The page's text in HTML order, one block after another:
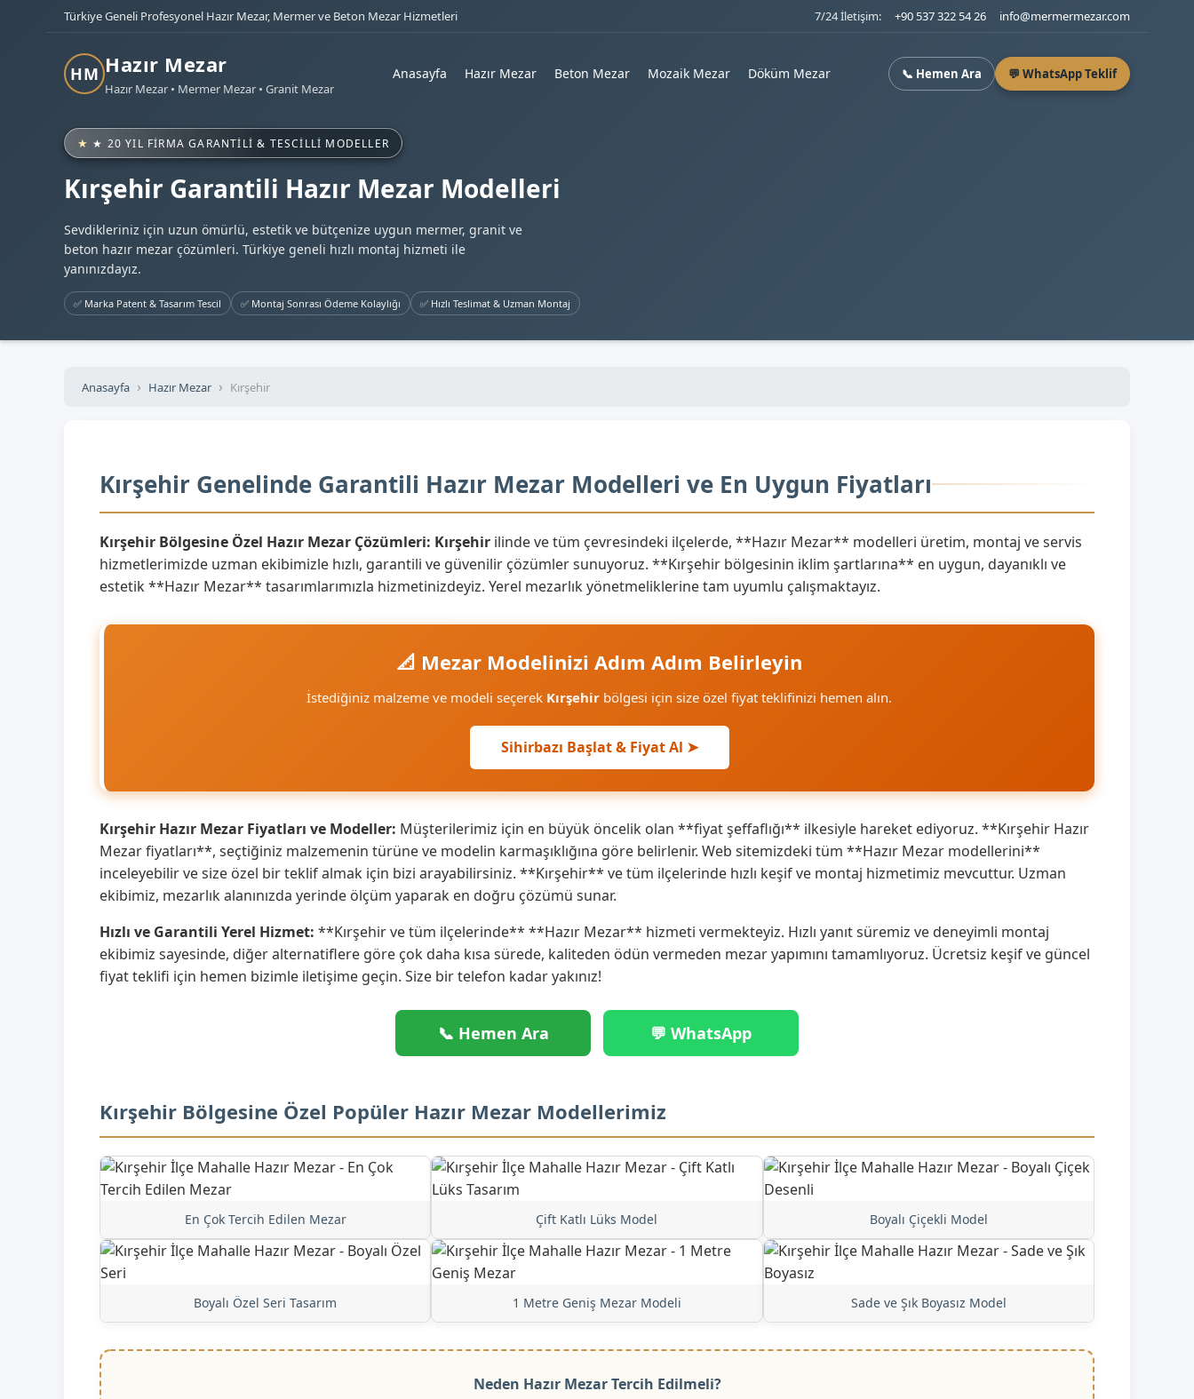
Türkiye Geneli Profesyonel Hazır Mezar, Mermer ve Beton Mezar Hizmetleri 7/24 İletişim: +90 537 322 54 26 info@mermermezar.com
HM Hazır Mezar
Hazır Mezar • Mermer Mezar • Granit Mezar
Anasayfa Hazır Mezar Beton Mezar Mozaik Mezar Döküm Mezar 📞 Hemen Ara 💬 WhatsApp Teklif
★ 20 YIL FIRMA GARANTILI & TESCILLI MODELLER
Kırşehir Garantili Hazır Mezar Modelleri
Sevdikleriniz için uzun ömürlü, estetik ve bütçenize uygun mermer, granit ve
beton hazır mezar çözümleri. Türkiye geneli hızlı montaj hizmeti ile
yanınızdayız.
✅ Marka Patent & Tasarım Tescil ✅ Montaj Sonrası Ödeme Kolaylığı ✅ Hızlı Teslimat & Uzman Montaj
Anasayfa Hazır Mezar Kırşehir
Kırşehir Genelinde Garantili Hazır Mezar Modelleri ve En Uygun Fiyatları
Kırşehir Bölgesine Özel Hazır Mezar Çözümleri: Kırşehir ilinde ve tüm çevresindeki ilçelerde, **Hazır Mezar** modelleri üretim, montaj ve servis
hizmetlerimizde uzman ekibimizle hızlı, garantili ve güvenilir çözümler sunuyoruz. **Kırşehir bölgesinin iklim şartlarına** en uygun, dayanıklı ve
estetik **Hazır Mezar** tasarımlarımızla hizmetinizdeyiz. Yerel mezarlık yönetmeliklerine tam uyumlu çalışmaktayız.
📐 Mezar Modelinizi Adım Adım Belirleyin
İstediğiniz malzeme ve modeli seçerek Kırşehir bölgesi için size özel fiyat teklifinizi hemen alın.
Sihirbazı Başlat & Fiyat Al ➤
Kırşehir Hazır Mezar Fiyatları ve Modeller: Müşterilerimiz için en büyük öncelik olan **fiyat şeffaflığı** ilkesiyle hareket ediyoruz. **Kırşehir Hazır
Mezar fiyatları**, seçtiğiniz malzemenin türüne ve modelin karmaşıklığına göre belirlenir. Web sitemizdeki tüm **Hazır Mezar modellerini**
inceleyebilir ve size özel bir teklif almak için bizi arayabilirsiniz. **Kırşehir** ve tüm ilçelerinde hızlı keşif ve montaj hizmetimiz mevcuttur. Uzman
ekibimiz, mezarlık alanınızda yerinde ölçüm yaparak en doğru çözümü sunar.
Hızlı ve Garantili Yerel Hizmet: **Kırşehir ve tüm ilçelerinde** **Hazır Mezar** hizmeti vermekteyiz. Hızlı yanıt süremiz ve deneyimli montaj
ekibimiz sayesinde, diğer alternatiflere göre çok daha kısa sürede, kaliteden ödün vermeden mezar yapımını tamamlıyoruz. Ücretsiz keşif ve güncel
fiyat teklifi için hemen bizimle iletişime geçin. Size bir telefon kadar yakınız!
📞 Hemen Ara 💬 WhatsApp
Kırşehir Bölgesine Özel Popüler Hazır Mezar Modellerimiz
En Çok Tercih Edilen Mezar Çift Katlı Lüks Model Boyalı Çiçekli Model
Boyalı Özel Seri Tasarım 1 Metre Geniş Mezar Modeli Sade ve Şık Boyasız Model
Neden Hazır Mezar Tercih Edilmeli?